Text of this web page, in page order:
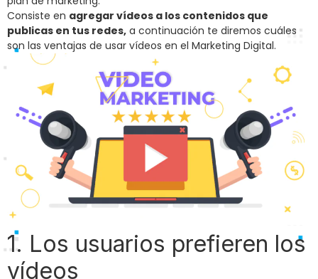
Consiste en agregar vídeos a los contenidos que
publicas en tus redes, a continuación te diremos cuáles
son las ventajas de usar vídeos en el Marketing Digital.
1. Los usuarios prefieren los
vídeos